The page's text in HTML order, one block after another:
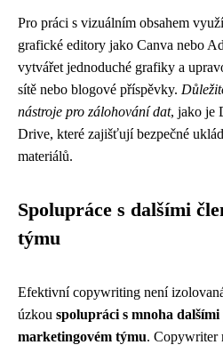
Pro práci s vizuálním obsahem
grafické editory jako Canva nebo
vytvářet jednoduché grafiky a
sítě nebo blogové příspěvky.
nástroje pro zálohování dat, jako je
Drive, které zajišťují bezpečné
materiálů.
Spolupráce s dalšími
týmu
Efektivní copywriting není
úzkou spolupráci s mnoha
marketingovém týmu. Copywriter